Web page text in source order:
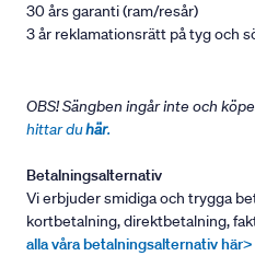
30 års garanti (ram/resår)
3 år reklamationsrätt på tyg och
OBS! Sängben ingår inte och
hittar duhär.
Betalningsalternativ
Vi erbjuder smidiga och trygga
kortbetalning, direktbetalning,
alla våra betalningsalternativ här>